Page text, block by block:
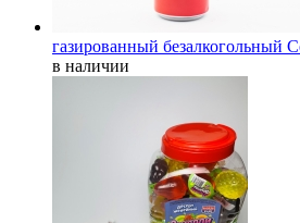
газированный безалкогольный
в наличии